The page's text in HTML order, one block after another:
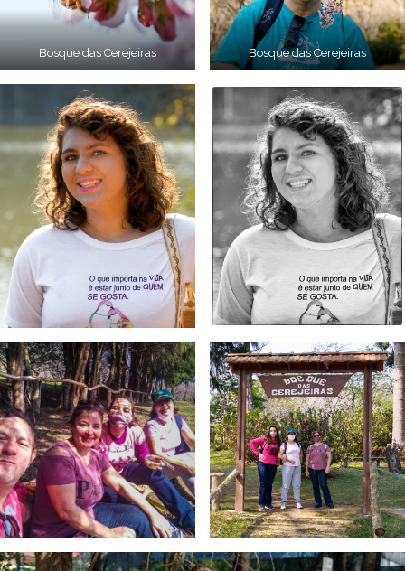
Bosque das Cerejeiras Bosque das Cerejeiras